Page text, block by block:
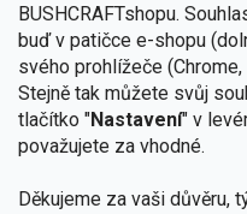
BUSHCRAFTshopu.
buď v patičce e-shopu
svého prohlížeče
Stejně tak můžete svůj
tlačítko "Nastavení" v
považujete za vhodné.
Děkujeme za vaši důvěru,
podmínkami ochrany